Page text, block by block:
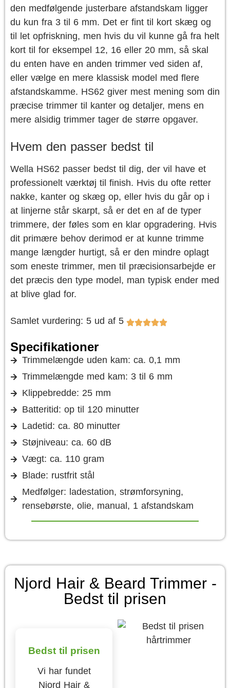
den medfølgende justerbare afstandskam ligger
du kun fra 3 til 6 mm. Det er fint til kort skæg og
til let opfriskning, men hvis du vil kunne gå fra helt
kort til for eksempel 12, 16 eller 20 mm, så skal
du enten have en anden trimmer ved siden af,
eller vælge en mere klassisk model med flere
afstandskamme. HS62 giver mest mening som din
præcise trimmer til kanter og detaljer, mens en
mere alsidig trimmer tager de større opgaver.
Hvem den passer bedst til
Wella HS62 passer bedst til dig, der vil have et
professionelt værktøj til finish. Hvis du ofte retter
nakke, kanter og skæg op, eller hvis du går op i
at linjerne står skarpt, så er det en af de typer
trimmere, der føles som en klar opgradering. Hvis
dit primære behov derimod er at kunne trimme
mange længder hurtigt, så er den mindre oplagt
som eneste trimmer, men til præcisionsarbejde er
det præcis den type model, man typisk ender med
at blive glad for.
Samlet vurdering: 5 ud af 5
Specifikationer
Trimmelængde uden kam: ca. 0,1 mm
Trimmelængde med kam: 3 til 6 mm
Klippebredde: 25 mm
Batteritid: op til 120 minutter
Ladetid: ca. 80 minutter
Støjniveau: ca. 60 dB
Vægt: ca. 110 gram
Blade: rustfrit stål
Medfølger: ladestation, strømforsyning,
rensebørste, olie, manual, 1 afstandskam
Njord Hair & Beard Trimmer -
Bedst til prisen
Bedst til prisen
Vi har fundet
Njord Hair &